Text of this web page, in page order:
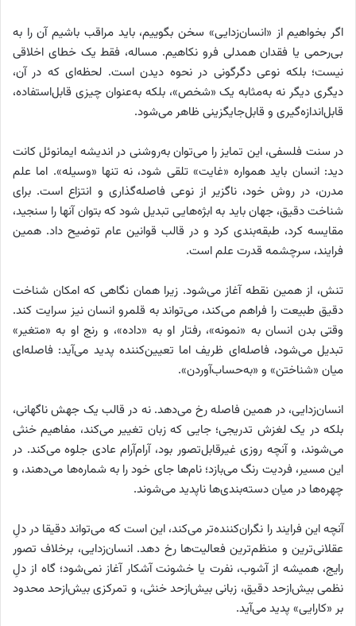
اگر بخواهیم از «انسان‌زدایی» سخن بگوییم، باید مراقب باشیم آن را به
بی‌رحمی یا فقدان همدلی فرو نکاهیم. مساله، فقط یک خطای اخلاقی
نیست؛ بلکه نوعی دگرگونی در نحوه دیدن است. لحظه‌ای که در آن،
دیگری دیگر نه به‌مثابه یک «شخص»، بلکه به‌عنوان چیزی قابل‌استفاده،
قابل‌اندازه‌گیری و قابل‌جایگزینی ظاهر می‌شود.
در سنت فلسفی، این تمایز را می‌توان به‌روشنی در اندیشه ایمانوئل کانت
دید: انسان باید همواره «غایت» تلقی شود، نه تنها «وسیله». اما علم
مدرن، در روش خود، ناگزیر از نوعی فاصله‌گذاری و انتزاع است. برای
شناخت دقیق، جهان باید به ابژه‌هایی تبدیل شود که بتوان آنها را سنجید،
مقایسه کرد، طبقه‌بندی کرد و در قالب قوانین عام توضیح داد. همین
فرایند، سرچشمه قدرت علم است.
تنش، از همین‌ نقطه آغاز می‌شود. زیرا همان نگاهی که امکان شناخت
دقیق طبیعت را فراهم می‌کند، می‌تواند به قلمرو انسان نیز سرایت کند.
وقتی بدن انسان به «نمونه»، رفتار او به «داده»، و رنج او به «متغیر»
تبدیل می‌شود، فاصله‌ای ظریف اما تعیین‌کننده پدید می‌آید: فاصله‌ای
میان «شناختن» و «به‌حساب‌آوردن».
انسان‌زدایی، در همین فاصله رخ می‌دهد. نه در قالب یک جهش ناگهانی،
بلکه در یک لغزش تدریجی؛ جایی که زبان تغییر می‌کند، مفاهیم خنثی
می‌شوند، و آنچه روزی غیرقابل‌تصور بود، آرام‌آرام عادی جلوه می‌کند. در
این مسیر، فردیت رنگ می‌بازد؛ نام‌ها جای خود را به شماره‌ها می‌دهند، و
چهره‌ها در میان دسته‌بندی‌ها ناپدید می‌شوند.
آنچه این فرایند را نگران‌کننده‌تر می‌کند، این است که می‌تواند دقیقا در دلِ
عقلانی‌ترین و منظم‌ترین فعالیت‌ها رخ دهد. انسان‌زدایی، برخلاف تصور
رایج، همیشه از آشوب، نفرت یا خشونت آشکار آغاز نمی‌شود؛ گاه از دلِ
نظمی بیش‌ازحد دقیق، زبانی بیش‌ازحد خنثی، و تمرکزی بیش‌ازحد محدود
بر «کارایی» پدید می‌آید.